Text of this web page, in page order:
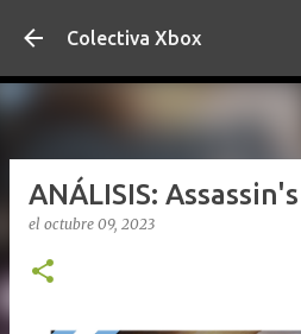
Ir al contenido
Colectiva Xbox
ANÁLISIS:
el octubre 09, 2023